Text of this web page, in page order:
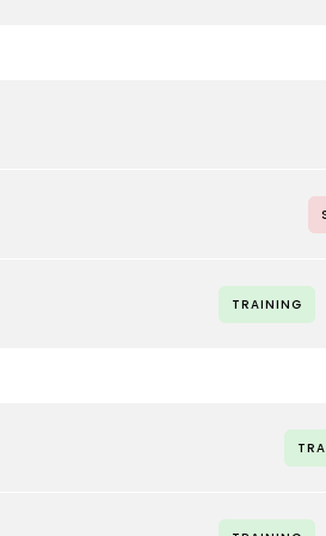
TRAINING